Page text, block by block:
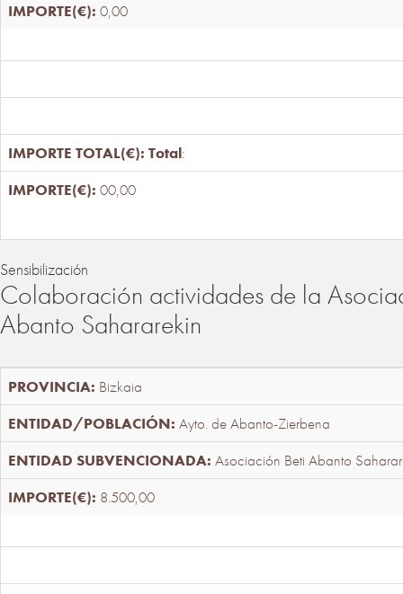
0,00
Total:
00,00
Sensibilización
Colaboración actividades de la
Abanto Sahararekin
Bizkaia
Ayto. de Abanto-Zierbena
Asociación Beti Abanto
8.500,00